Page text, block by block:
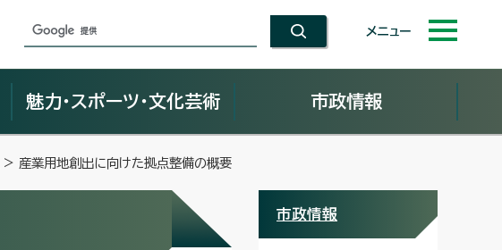
メニュー
魅力・スポーツ・文化芸術 市政情報
> 産業用地創出に向けた拠点整備の概要
市政情報